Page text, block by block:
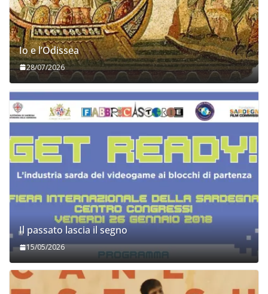
Io e l’Odissea
28/07/2026
Il passato lascia il segno
15/05/2026